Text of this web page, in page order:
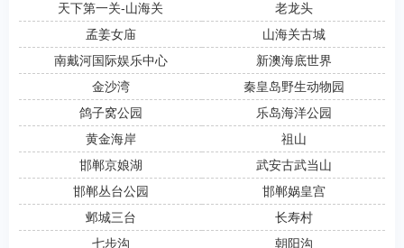
天下第一关-山海关
老龙头
孟姜女庙
山海关古城
南戴河国际娱乐中心
新澳海底世界
金沙湾
秦皇岛野生动物园
鸽子窝公园
乐岛海洋公园
黄金海岸
祖山
邯郸京娘湖
武安古武当山
邯郸丛台公园
邯郸娲皇宫
邺城三台
长寿村
七步沟
朝阳沟